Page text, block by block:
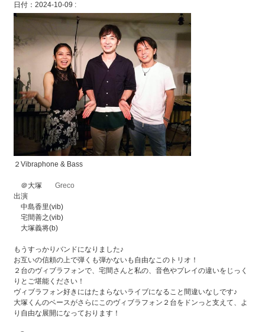
日付：2024-10-09 :
２Vibraphone & Bass
＠大塚
Greco
出演
中島香里(vib)
宅間善之(vib)
大塚義将(b)
もうすっかりバンドになりました♪
お互いの信頼の上で弾くも弾かないも自由なこのトリオ！
２台のヴィブラフォンで、宅間さんと私の、音色やプレイの違いをじっく
りとご堪能ください！
ヴィブラフォン好きにはたまらないライブになること間違いなしです♪
大塚くんのベースがさらにこのヴィブラフォン２台をドンっと支えて、よ
り自由な展開になっております！